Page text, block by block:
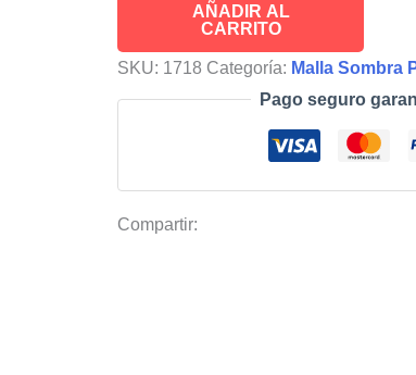
Para
Color
AÑADIR AL
CARRITO
SKU: 1718 Categoría: Malla Sombra
Pago seguro
Compartir: